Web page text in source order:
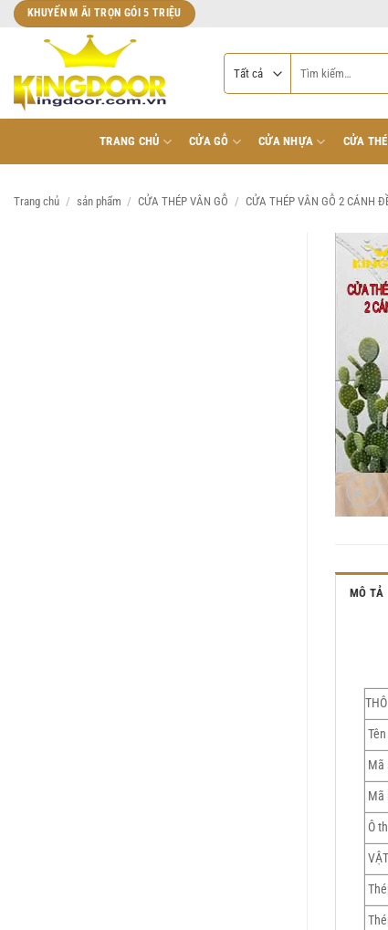
Bỏ
dung
KHUYẾN M ÃI TRỌN GÓI 5 TRIỆU
kiếm:
TRANG CHỦ CỬA GỖ CỬA NHỰA CỬA
Trang chủ / sản phẩm / CỬA THÉP VÂN GỖ / CỬA THÉP VÂN GỖ 2 CÁNH
MÔ TẢ
Mã
Mã
Ô